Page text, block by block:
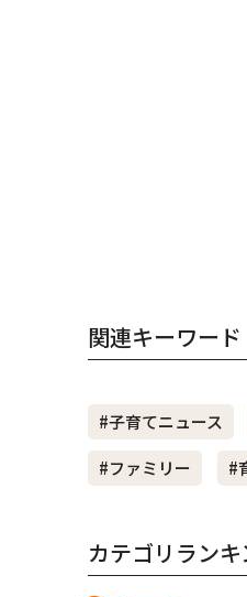
関連キーワード
#子育てニュース
#ファミリー
#
カテゴリラン